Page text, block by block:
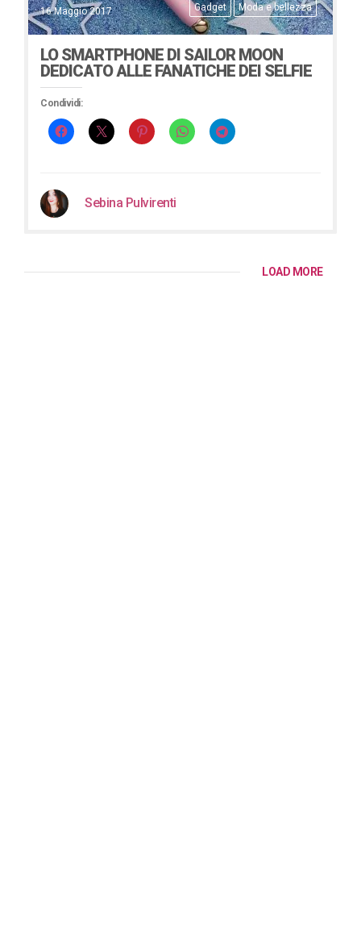
Gadget Moda e bellezza
16 Maggio 2017
LO SMARTPHONE DI SAILOR MOON
DEDICATO ALLE FANATICHE DEI SELFIE
Condividi:
Sebina Pulvirenti
LOAD MORE